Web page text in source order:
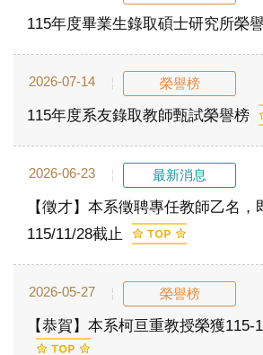
115年度畢業生錄取碩士研究所榮
2026-07-14 榮譽榜
115年度系友錄取教師甄試榮譽榜
2026-06-23 最新消息
【徵才】本系徵聘專任教師乙名，
115/11/28截止
2026-05-27 榮譽榜
【恭賀】本系柯亘重教授榮獲115-